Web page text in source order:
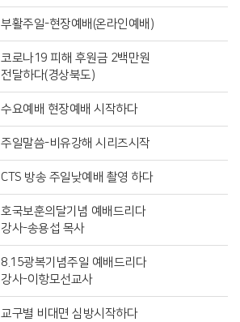
부활주일-현장예배(온라인예배)
코로나19 피해 후원금 2백만원
전달하다(경상북도)
수요예배 현장예배 시작하다
주일말씀-비유강해 시리즈시작
CTS 방송 주일낮예배 촬영 하다
호국보훈의달기념 예배드리다
강사-송용섭 목사
8.15광복기념주일 예배드리다
강사-이항모선교사
교구별 비대면 심방시작하다